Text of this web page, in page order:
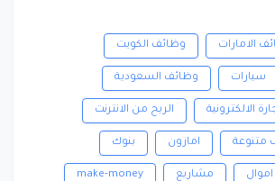
الامارات وظائف الكويت
سيارات وظائف السعودية
الالكترونية الربح من الانترنت
متنوعة امازون بنوك
اموال مشاريع make-money